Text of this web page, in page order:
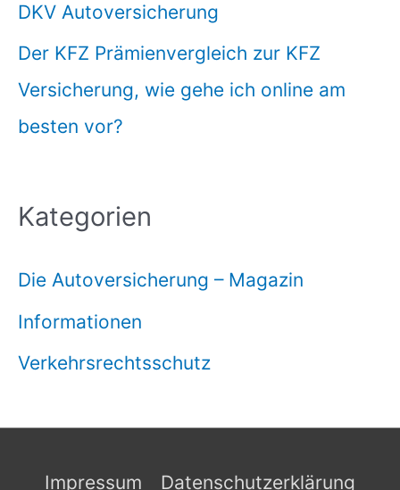
DKV Autoversicherung
Der KFZ Prämienvergleich zur KFZ
Versicherung, wie gehe ich online am
besten vor?
Kategorien
Die Autoversicherung – Magazin
Informationen
Verkehrsrechtsschutz
Impressum Datenschutzerklärung